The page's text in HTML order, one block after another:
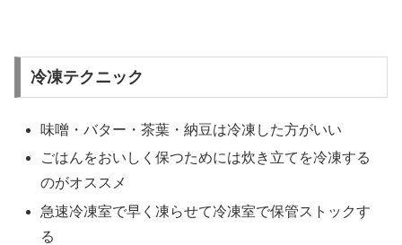
冷凍テクニック
味噌・バター・茶葉・納豆は冷凍した方がいい
ごはんをおいしく保つためには炊き立てを冷凍する
のがオススメ
急速冷凍室で早く凍らせて冷凍室で保管ストックす
る